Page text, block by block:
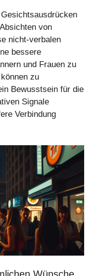
von
nicht-verbalen
bessere
und Frauen zu
zu
Bewusstsein für die
Signale
Verbindung